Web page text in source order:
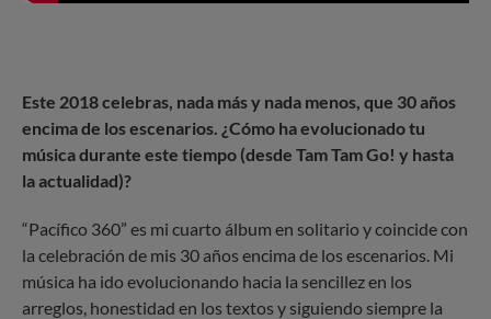
Este 2018 celebras, nada más y nada menos, que 30 años
encima de los escenarios. ¿Cómo ha evolucionado tu
música durante este tiempo (desde Tam Tam Go! y hasta
la actualidad)?
“Pacífico 360” es mi cuarto álbum en solitario y coincide con
la celebración de mis 30 años encima de los escenarios. Mi
música ha ido evolucionando hacia la sencillez en los
arreglos, honestidad en los textos y siguiendo siempre la